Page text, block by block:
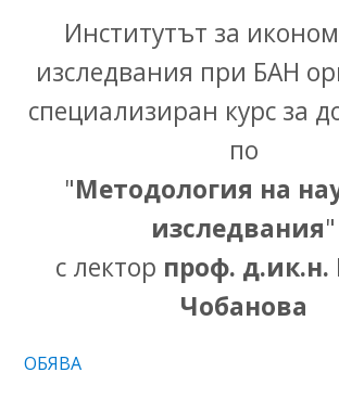
Институтът за
изследвания при БАН
специализиран курс за
по
"Методология на
изследвания"
с лектор проф. д.ик.н.
Чобанова
ОБЯВА